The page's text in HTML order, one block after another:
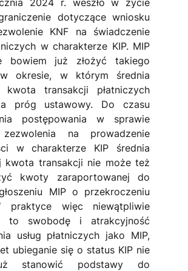
2024 r. weszło w życie
dotyczące wniosku
KNF na świadczenie
w charakterze KIP. MIP
bowiem już złożyć takiego
okresie, w którym średnia
kwota transakcji płatniczych
próg ustawowy. Do czasu
postępowania w sprawie
na prowadzenie
w charakterze KIP średnia
kwota transakcji nie może też
kwoty zaraportowanej do
MIP o przekroczeniu
praktyce więc niewątpliwie
to swobodę i atrakcyjność
usług płatniczych jako MIP,
ubieganie się o status KIP nie
stanowić podstawy do